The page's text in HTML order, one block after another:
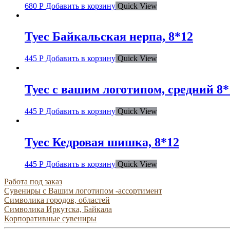
680 Р Добавить в корзину Quick View
Туес Байкальская нерпа, 8*12
445 Р Добавить в корзину Quick View
Туес с вашим логотипом, средний
445 Р Добавить в корзину Quick View
Туес Кедровая шишка, 8*12
445 Р Добавить в корзину Quick View
Работа под заказ
Сувениры с Вашим логотипом -ассортимент
Символика городов, областей
Символика Иркутска, Байкала
Корпоративные сувениры